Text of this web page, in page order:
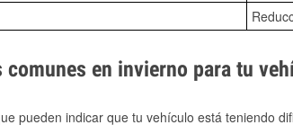
en invierno para tu
pueden indicar que tu vehículo está teniendo